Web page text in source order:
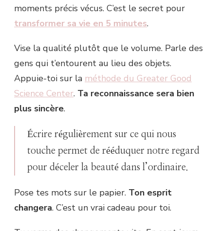
moments précis vécus. C’est le secret pour
transformer sa vie en 5 minutes.
Vise la qualité plutôt que le volume. Parle des
gens qui t’entourent au lieu des objets.
Appuie-toi sur la méthode du Greater Good
Science Center. Ta reconnaissance sera bien
plus sincère.
Écrire régulièrement sur ce qui nous
touche permet de rééduquer notre regard
pour déceler la beauté dans l’ordinaire.
Pose tes mots sur le papier. Ton esprit
changera. C’est un vrai cadeau pour toi.